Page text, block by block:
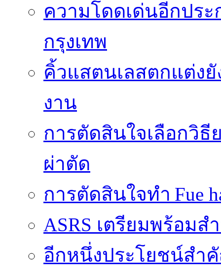
ความโดดเด่นอีกปร
กรุงเทพ
คิ้วแสตนเลสตกแต่ง
งาน
การตัดสินใจเลือกวิ
ผ่าตัด
การตัดสินใจทำ Fue
ASRS เตรียมพร้อม
อีกหนึ่งประโยชน์สำคั